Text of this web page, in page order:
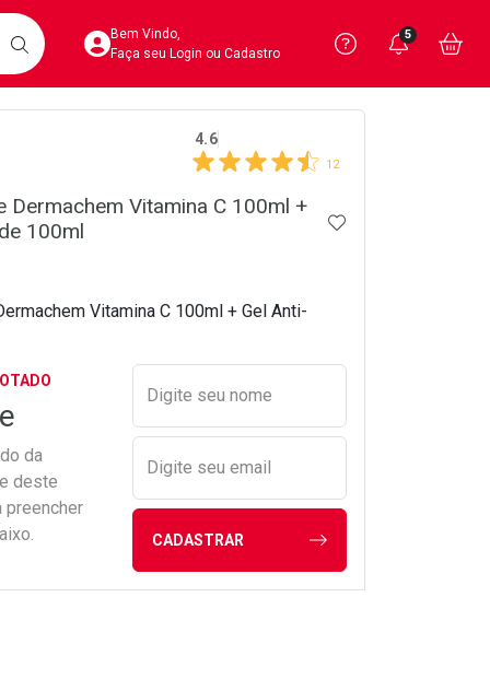
BUSCARAcesse sua Conta
Bem Vindo,
Faça seu Login ou Cadastro
Precisa
Ver Recursos
Você
5
4.6
12
Dermachem Vitamina C 100ml +
100ml
ADICIONAR AOS
Vitamina C 100ml + Gel Anti-
da
deste
preencher
Preencher nome e email
Digite seu nome
Digite seu email
CADASTRAR